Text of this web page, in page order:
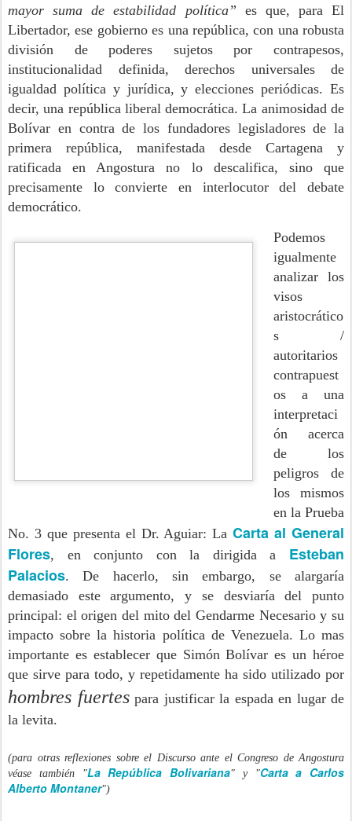
mayor suma de estabilidad política” es que, para El
Libertador, ese gobierno es una república, con una robusta
división de poderes sujetos por contrapesos,
institucionalidad definida, derechos universales de
igualdad política y jurídica, y elecciones periódicas. Es
decir, una república liberal democrática. La animosidad de
Bolívar en contra de los fundadores legisladores de la
primera república, manifestada desde Cartagena y
ratificada en Angostura no lo descalifica, sino que
precisamente lo convierte en interlocutor del debate
democrático.
Podemos
igualmente
analizar los
visos
aristocrático
s /
autoritarios
contrapuest
os a una
interpretaci
ón acerca
de los
peligros de
los mismos
en la Prueba
No. 3 que presenta el Dr. Aguiar: LaCarta al General
Flores, en conjunto con la dirigida a Esteban
Palacios. De hacerlo, sin embargo, se alargaría
demasiado este argumento, y se desviaría del punto
principal: el origen del mito del Gendarme Necesario y su
impacto sobre la historia política de Venezuela. Lo mas
importante es establecer que Simón Bolívar es un héroe
que sirve para todo, y repetidamente ha sido utilizado por
hombres fuertespara justificar la espada en lugar de
la levita.
(para otras reflexiones sobre el Discurso ante el Congreso de Angostura
véase también "La República Bolivariana" y "Carta a Carlos
Alberto Montaner")